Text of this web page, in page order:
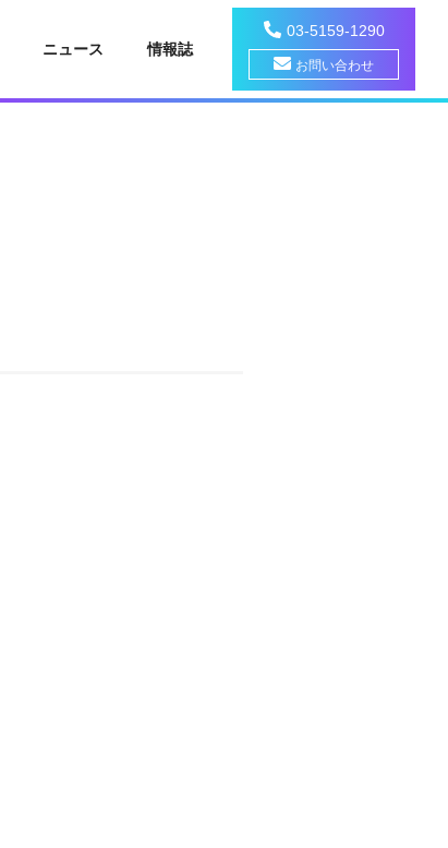
ニュース 情報誌
03-5159-1290
お問い合わせ